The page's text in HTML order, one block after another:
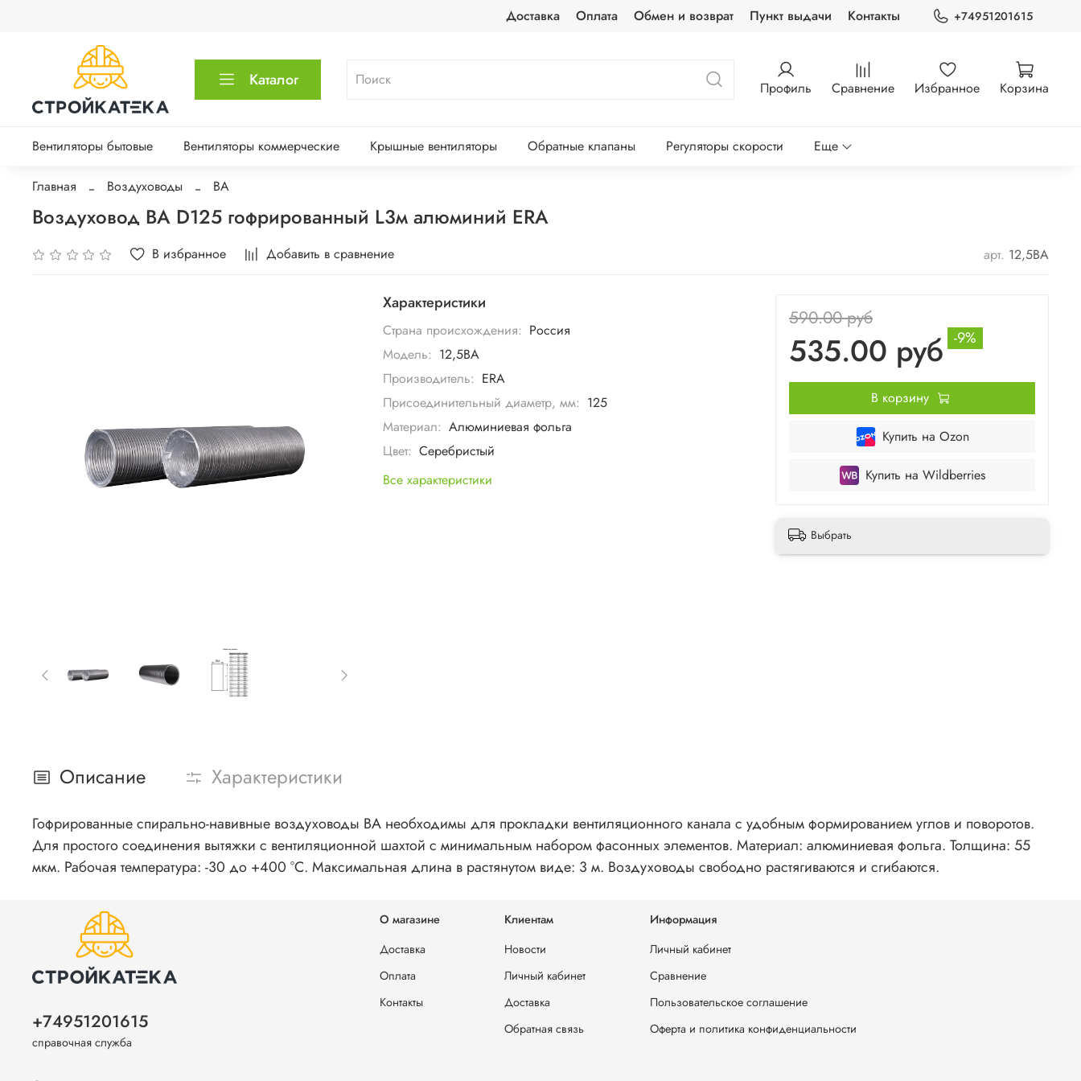
Доставка Оплата Обмен и возврат Пункт выдачи Контакты +74951201615
Каталог Профиль Сравнение Избранное Корзина
Вентиляторы бытовые Вентиляторы коммерческие Крышные вентиляторы Обратные клапаны Регуляторы скорости Еще
Главная Воздуховоды ВА
Воздуховод ВА D125 гофрированный L3м алюминий ERA
В избранное Добавить в сравнение арт. 12,5ВА
Характеристики
Страна происхождения: Россия
Модель: 12,5ВА
Производитель: ERA
Присоединительный диаметр, мм: 125
Материал: Алюминиевая фольга
Цвет: Серебристый
Все характеристики
590.00 руб
535.00 руб -9%
В корзину
Купить на Ozon
Купить на Wildberries
Выбрать
Описание Характеристики
Гофрированные спирально-навивные воздуховоды ВА необходимы для прокладки вентиляционного канала с удобным формированием углов и поворотов.
Для простого соединения вытяжки с вентиляционной шахтой с минимальным набором фасонных элементов. Материал: алюминиевая фольга. Толщина: 55
мкм. Рабочая температура: -30 до +400 °С. Максимальная длина в растянутом виде: 3 м. Воздуховоды свободно растягиваются и сгибаются.
О магазине
Доставка
Оплата
Контакты
Клиентам
Новости
Личный кабинет
Доставка
Обратная связь
Информация
Личный кабинет
Сравнение
Пользовательское соглашение
Оферта и политика конфиденциальности
+74951201615
справочная служба